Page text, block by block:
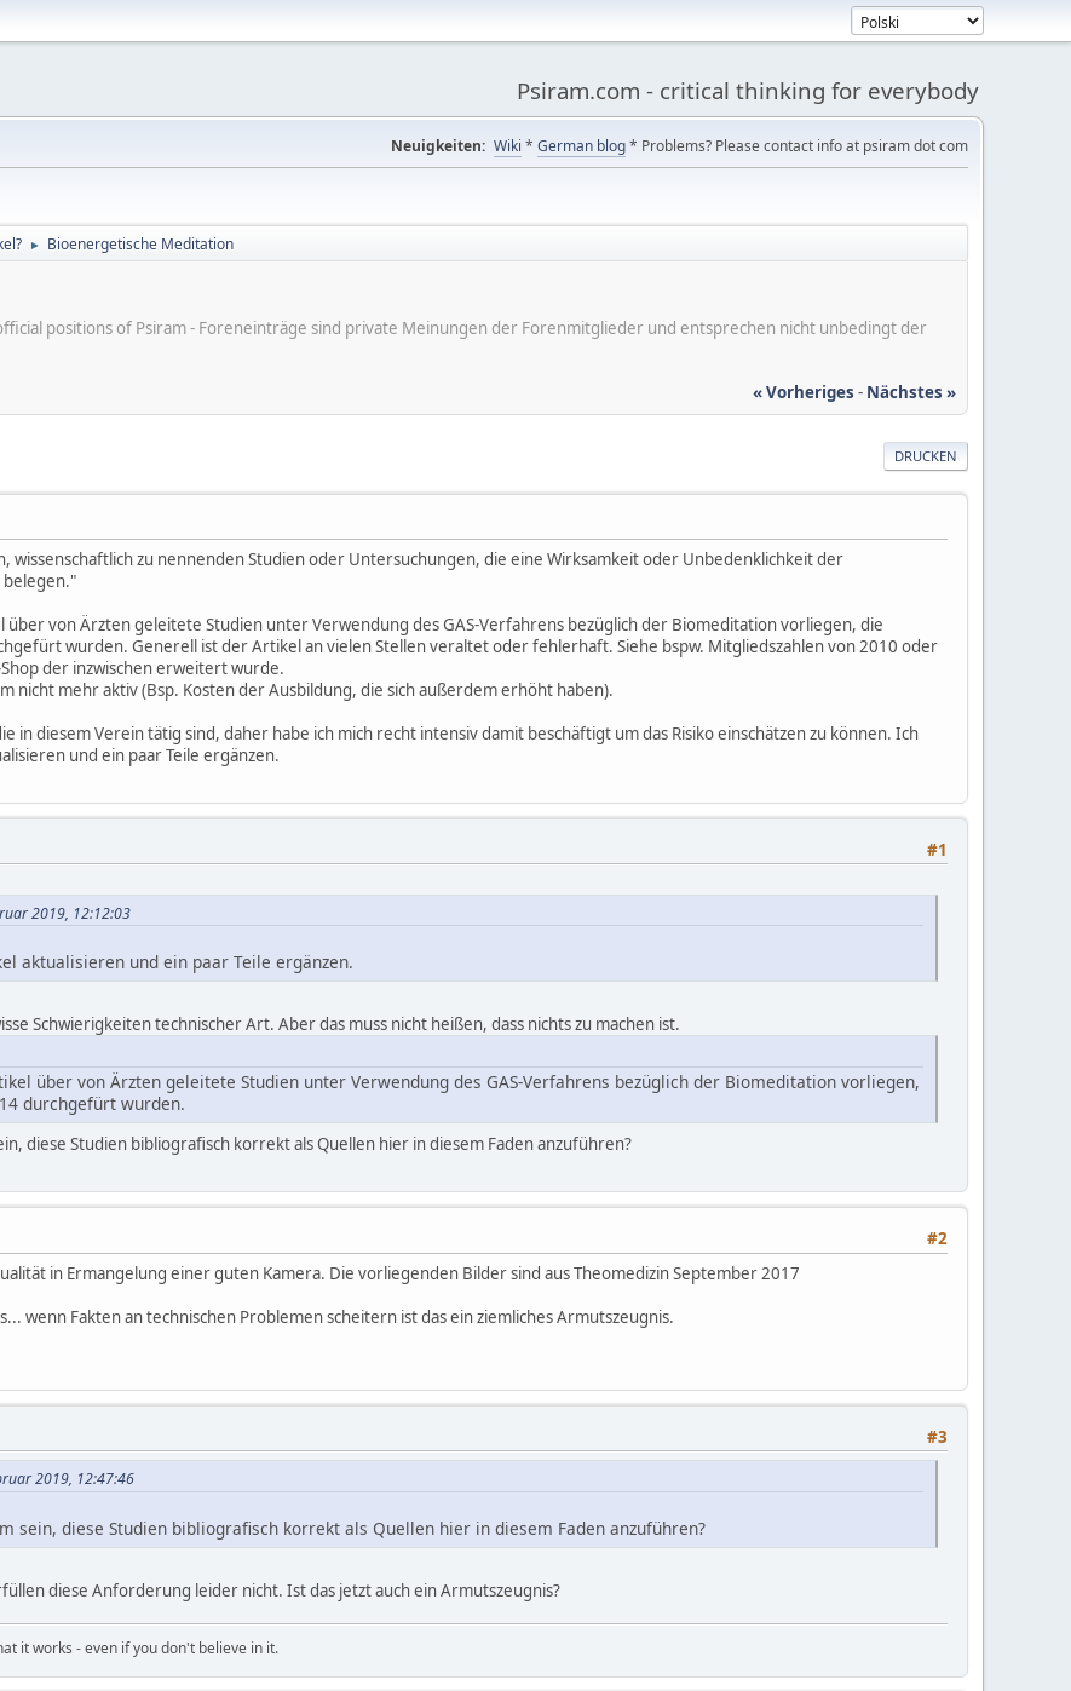
Psiram.com - critical thinking for everybody
Neuigkeiten: Wiki * German blog* Problems? Please contact info at psiram dot com
► Bioenergetische Meditation
positions of Psiram - Foreneinträge sind private Meinungen der Forenmitglieder und entsprechen nicht unbedingt der
« Vorheriges - Nächstes »
DRUCKEN
wissenschaftlich zu nennenden Studien oder Untersuchungen, die eine Wirksamkeit oder Unbedenklichkeit der
von Ärzten geleitete Studien unter Verwendung des GAS-Verfahrens bezüglich der Biomeditation vorliegen, die
wurden. Generell ist der Artikel an vielen Stellen veraltet oder fehlerhaft. Siehe bspw. Mitgliedszahlen von 2010 oder
der inzwischen erweitert wurde.
nicht mehr aktiv (Bsp. Kosten der Ausbildung, die sich außerdem erhöht haben).
in diesem Verein tätig sind, daher habe ich mich recht intensiv damit beschäftigt um das Risiko einschätzen zu können. Ich
und ein paar Teile ergänzen.
#1
2019, 12:12:03
aktualisieren und ein paar Teile ergänzen.
Schwierigkeiten technischer Art. Aber das muss nicht heißen, dass nichts zu machen ist.
über von Ärzten geleitete Studien unter Verwendung des GAS-Verfahrens bezüglich der Biomeditation vorliegen,
durchgefürt wurden.
diese Studien bibliografisch korrekt als Quellen hier in diesem Faden anzuführen?
#2
in Ermangelung einer guten Kamera. Die vorliegenden Bilder sind aus Theomedizin September 2017
wenn Fakten an technischen Problemen scheitern ist das ein ziemliches Armutszeugnis.
#3
2019, 12:47:46
sein, diese Studien bibliografisch korrekt als Quellen hier in diesem Faden anzuführen?
diese Anforderung leider nicht. Ist das jetzt auch ein Armutszeugnis?
it works - even if you don't believe in it.